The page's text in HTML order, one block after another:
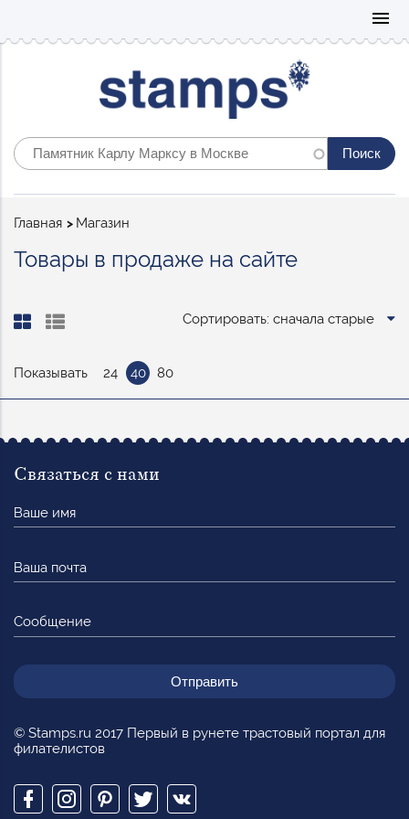
menu
Строка
Главная Магазин
Товары в продаже на сайте
Сортировать: сначала старые
Показывать 24 40 80
© Stamps.ru 2017 Первый в рунете трастовый портал для
филателистов
Связаться с нами
имя
почта
Сообщение